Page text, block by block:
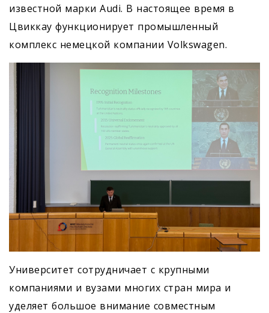
известной марки Audi. В настоящее время в
Цвиккау функционирует промышленный
комплекс немецкой компании Volkswagen.
Университет сотрудничает с крупными
компаниями и вузами многих стран мира и
уделяет большое внимание совместным